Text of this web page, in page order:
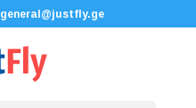
general@justfly.ge